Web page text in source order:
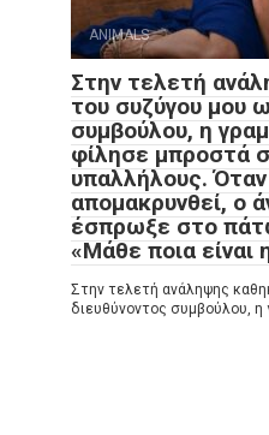
ANIMALS
Στην τελετή
του συζύγου μου
συμβούλου, η
φίλησε μπροστά
υπαλλήλους.
απομακρυνθεί, ο
έσπρωξε στο
«Μάθε ποια είναι
Στην τελετή ανάληψης
διευθύνοντος συμβούλου,